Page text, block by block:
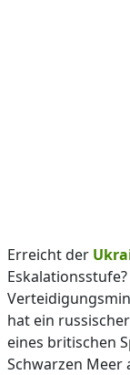
Erreicht der
hat ein
eines britischen
Schwarzen